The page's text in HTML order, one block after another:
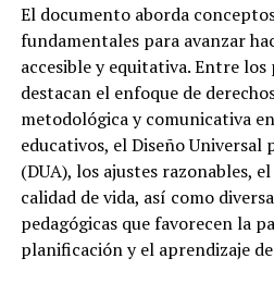
El documento aborda
fundamentales para avanzar
accesible y equitativa. Entre los
destacan el enfoque de
metodológica y comunicativa
educativos, el Diseño Universal
(DUA), los ajustes razonables,
calidad de vida, así como
pedagógicas que favorecen la
planificación y el aprendizaje